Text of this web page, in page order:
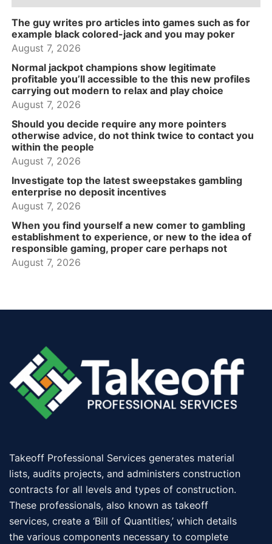
The guy writes pro articles into games such as for
example black colored-jack and you may poker
August 7, 2026
Normal jackpot champions show legitimate
profitable you’ll accessible to the this new profiles
carrying out modern to relax and play choice
August 7, 2026
Should you decide require any more pointers
otherwise advice, do not think twice to contact you
within the people
August 7, 2026
Investigate top the latest sweepstakes gambling
enterprise no deposit incentives
August 7, 2026
When you find yourself a new comer to gambling
establishment to experience, or new to the idea of
responsible gaming, proper care perhaps not
August 7, 2026
Takeoff Professional Services generates material
lists, audits projects, and administers construction
contracts for all levels and types of construction.
These professionals, also known as takeoff
services, create a ‘Bill of Quantities,’ which details
the various components necessary to complete